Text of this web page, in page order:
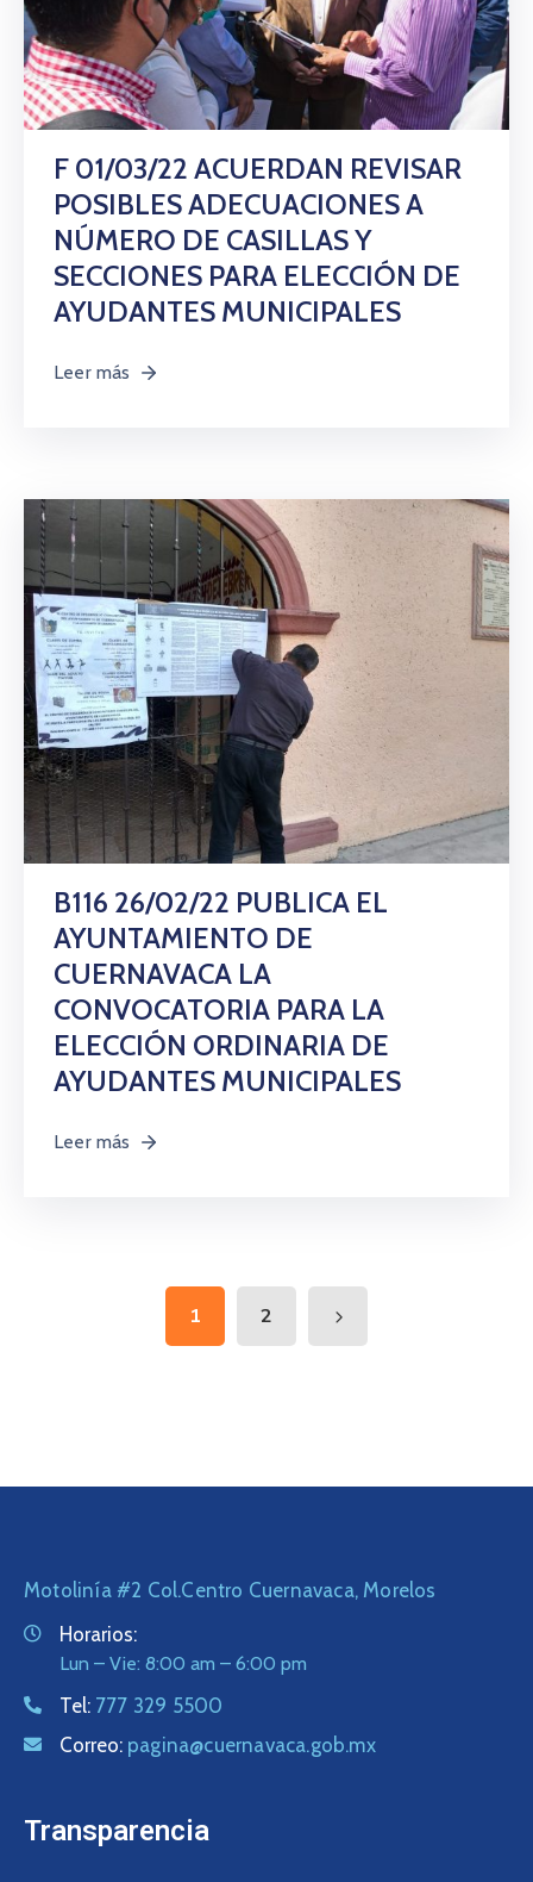
F 01/03/22 ACUERDAN REVISAR
POSIBLES ADECUACIONES A
NÚMERO DE CASILLAS Y
SECCIONES PARA ELECCIÓN DE
AYUDANTES MUNICIPALES
Leer más
B116 26/02/22 PUBLICA EL
AYUNTAMIENTO DE
CUERNAVACA LA
CONVOCATORIA PARA LA
ELECCIÓN ORDINARIA DE
AYUDANTES MUNICIPALES
Leer más
1 2
Motolinía #2 Col.Centro Cuernavaca, Morelos
Horarios:
Lun – Vie: 8:00 am – 6:00 pm
Tel: 777 329 5500
Correo: pagina@cuernavaca.gob.mx
Transparencia